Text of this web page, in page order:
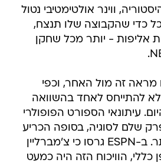
ווינר אולטימטיבי נטול
כדי שהקבוצה שלו תנצח,
כך 11 טבעות אליפות - יותר מכל שחקן
מראה זה מול האחר, וכפי
להתייחס לאחד בהשוואה
עיתונאי הספורט הפופולרי
שלם לסוגיה, בסופה הכריע
שראסל היה גדול יותר. ב-ESPN גרסו כי צ'מברליין
כללי, הוויכוח הזה היה כמעט